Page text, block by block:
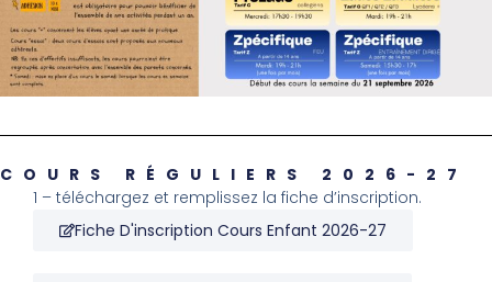
COURS RÉGULIERS 2026-27
1 – téléchargez et remplissez la fiche d’inscription.
Fiche D'inscription Cours Enfant 2026-27